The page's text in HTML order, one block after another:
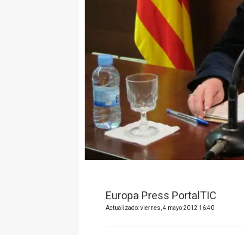
Europa Press PortalTIC
Actualizado: viernes, 4 mayo 2012 16:40